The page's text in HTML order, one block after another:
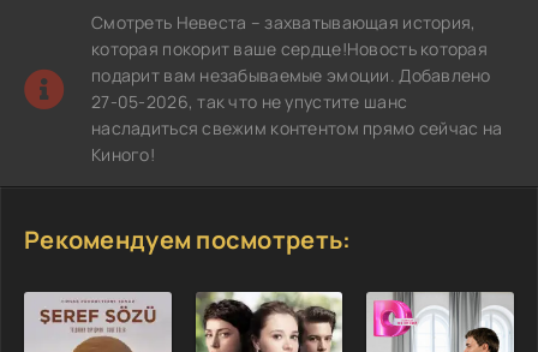
Смотреть Невеста – захватывающая история,
которая покорит ваше сердце!Новость которая
подарит вам незабываемые эмоции. Добавлено
27-05-2026, так что не упустите шанс
насладиться свежим контентом прямо сейчас на
Киного!
Рекомендуем посмотреть: